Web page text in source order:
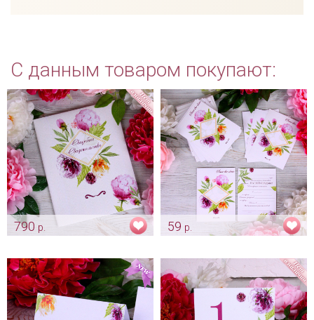
С данным товаром покупают:
790 р.
Арт: pap_0008
59 р.
Арт: pr_0072